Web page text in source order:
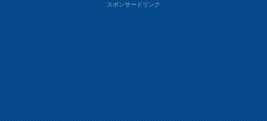
スポンサードリンク